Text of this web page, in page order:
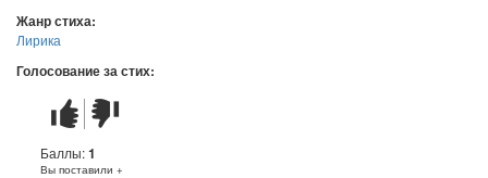
Жанр стиха:
Лирика
Голосование за стих:
Стих
понравился
Стих
не
понравился
Баллы:1
Вы поставили +